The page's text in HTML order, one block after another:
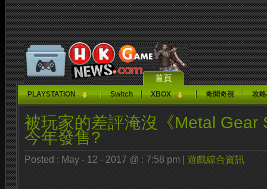
首頁
PLAYSTATION Switch XBOX 奇聞奇視 攻
被玩家的差評淹沒《Metal Gear
今年發售?
Posted : May - 12 - 2017 @ : 7:58 pm | 遊戲綜合資訊